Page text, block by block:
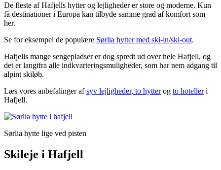
De fleste af Hafjells hytter og lejligheder er store og moderne. Kun
få destinationer i Europa kan tilbyde samme grad af komfort som
her.
Se for eksempel de populære Sørlia hytter med ski-in/ski-out.
Hafjells mange sengepladser er dog spredt ud over hele Hafjell, og
det er langtfra alle indkvarteringsmuligheder, som har nem adgang til
alpint skiløb.
Læs vores anbefalinger afsyv lejligheder, to hytterog to hotelleri
Hafjell.
Sørlia hytte lige ved pisten
Skileje i Hafjell